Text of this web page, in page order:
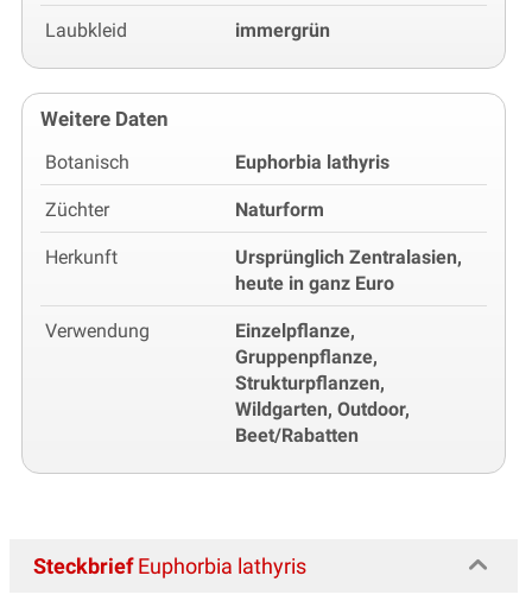
Laubkleid immergrün
Weitere Daten
Botanisch Euphorbia lathyris
Züchter Naturform
Herkunft
Ursprünglich Zentralasien,
heute in ganz Euro
Verwendung
Einzelpflanze,
Gruppenpflanze,
Strukturpflanzen,
Wildgarten, Outdoor,
Beet/Rabatten
SteckbriefEuphorbia lathyris